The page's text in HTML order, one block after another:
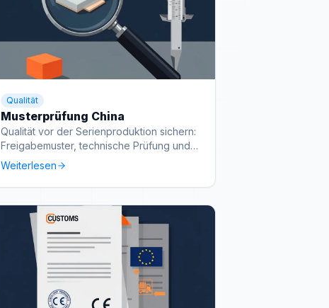
Qualität
Musterprüfung China
Qualität vor der Serienproduktion sichern:
Freigabemuster, technische Prüfung und
typische Fehler.
Weiterlesen